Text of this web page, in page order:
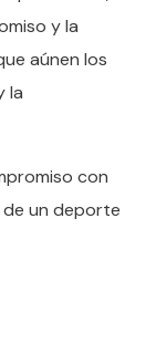
y la
aúnen los
la
con
de un deporte